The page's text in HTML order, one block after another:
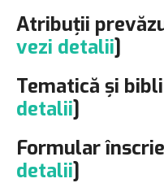
Atribuții
vezi detalii]
Tematică și
detalii]
Formular
detalii]